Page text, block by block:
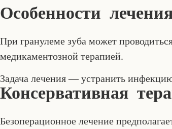
Особенности
При гранулеме зуба может
медикаментозной терапией.
Задача лечения — устранить
Консервативная
Безоперационное лечение